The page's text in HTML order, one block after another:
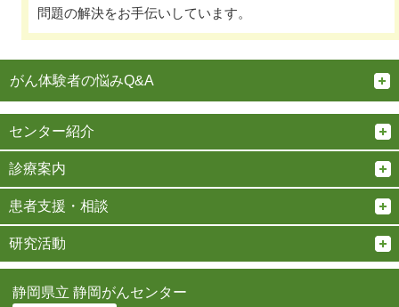
問題の解決をお手伝いしています。
がん体験者の悩みQ&A
センター紹介
診療案内
患者支援・相談
研究活動
静岡県立 静岡がんセンター